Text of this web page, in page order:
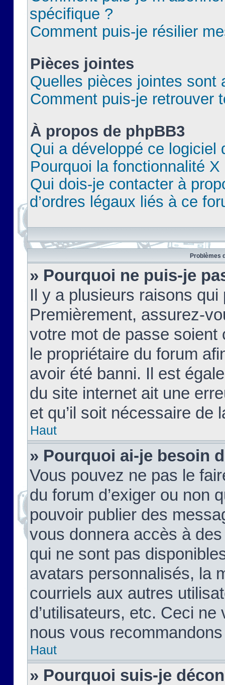
spécifique ?
Comment puis-je résilier
Pièces jointes
Quelles pièces jointes sont
Comment puis-je retrouver
À propos de phpBB3
Qui a développé ce logiciel
Pourquoi la fonctionnalité X
Qui dois-je contacter à
d’ordres légaux liés à ce
Problèmes
» Pourquoi ne puis-je
Il y a plusieurs raisons
Premièrement, assurez-
votre mot de passe soient
le propriétaire du forum
avoir été banni. Il est
du site internet ait une
et qu’il soit nécessaire de
Haut
» Pourquoi ai-je besoin
Vous pouvez ne pas le
du forum d’exiger ou non
pouvoir publier des
vous donnera accès à
qui ne sont pas
avatars personnalisés, la
courriels aux autres
d’utilisateurs, etc. Ceci
nous vous
Haut
» Pourquoi suis-je